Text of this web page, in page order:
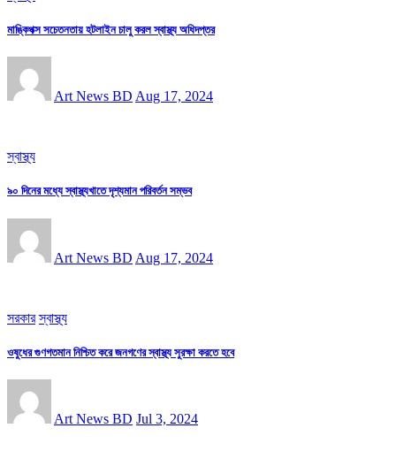
মাঙ্কিপক্স সচেতনতায় হটলাইন চালু করল স্বাস্থ্য অধিদপ্তর
Art News BD Aug 17, 2024
স্বাস্থ্য
৯০ দিনের মধ্যে স্বাস্থ্যখাতে দৃশ্যমান পরিবর্তন সম্ভব
Art News BD Aug 17, 2024
সরকার স্বাস্থ্য
ওষুধের গুণগতমান নিশ্চিত করে জনগণের স্বাস্থ্য সুরক্ষা করতে হবে
Art News BD Jul 3, 2024